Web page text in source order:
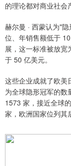
的理论都对商业社会
赫尔曼 · 西蒙认为"
位、年销售额低于
展，这一标准被放宽
于 50 亿美元。
这些企业成就了欧美
为全球隐形冠军的
1573 家，接近全球
家，欧洲国家位列其